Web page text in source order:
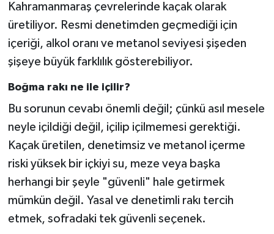
Kahramanmaraş çevrelerinde kaçak olarak
üretiliyor. Resmi denetimden geçmediği için
içeriği, alkol oranı ve metanol seviyesi şişeden
şişeye büyük farklılık gösterebiliyor.
Boğma rakı ne ile içilir?
Bu sorunun cevabı önemli değil; çünkü asıl mesele
neyle içildiği değil, içilip içilmemesi gerektiği.
Kaçak üretilen, denetimsiz ve metanol içerme
riski yüksek bir içkiyi su, meze veya başka
herhangi bir şeyle "güvenli" hale getirmek
mümkün değil. Yasal ve denetimli rakı tercih
etmek, sofradaki tek güvenli seçenek.